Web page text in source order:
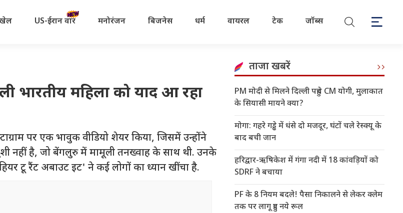
US-ईरान वॉर मनोरंजन बिजनेस धर्म वायरल टेक जॉब्स
भारतीय महिला को याद आ रहा
पर एक भावुक वीडियो शेयर किया, जिसमें उन्होंने
नहीं है, जो बेंगलुरु में मामूली तनख्वाह के साथ थी. उनके
टू रैंट अबाउट इट' ने कई लोगों का ध्यान खींचा है.
ताजा खबरें
PM मोदी से मिलने दिल्ली पहुंचे CM योगी, मुलाकात
के सियासी मायने क्या?
मोगा: गहरे गड्ढे में धंसे दो मजदूर, घंटों चले रेस्क्यू के
बाद बची जान
हरिद्वार-ऋषिकेश में गंगा नदी में 18 कांवड़ियों को
SDRF ने बचाया
PF के 8 नियम बदले! पैसा निकालने से लेकर क्लेम
तक पर लागू हुए नये रूल